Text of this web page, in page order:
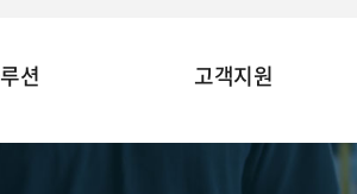
션 고객지원